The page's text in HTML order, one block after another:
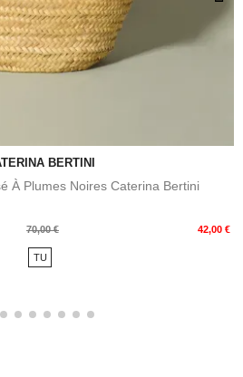
BERTINI
À Plumes Noires Caterina Bertini
70,00 € 42,00 €
TU